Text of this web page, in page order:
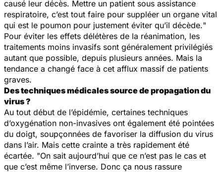
causé leur décès. Mettre un patient sous assistance
respiratoire, c’est tout faire pour suppléer un organe vital
qui est le poumon pour justement éviter qu’il décède."
Pour éviter les effets délétères de la réanimation, les
traitements moins invasifs sont généralement privilégiés
autant que possible, depuis plusieurs années. Mais la
tendance a changé face à cet afflux massif de patients
graves.
Des techniques médicales source de propagation du
virus ?
Au tout début de l’épidémie, certaines techniques
d’oxygénation non-invasives ont également été pointées
du doigt, soupçonnées de favoriser la diffusion du virus
dans l’air. Mais cette crainte a très rapidement été
écartée. "On sait aujourd’hui que ce n’est pas le cas et
que c’est même l’inverse. Donc ça nous rassure